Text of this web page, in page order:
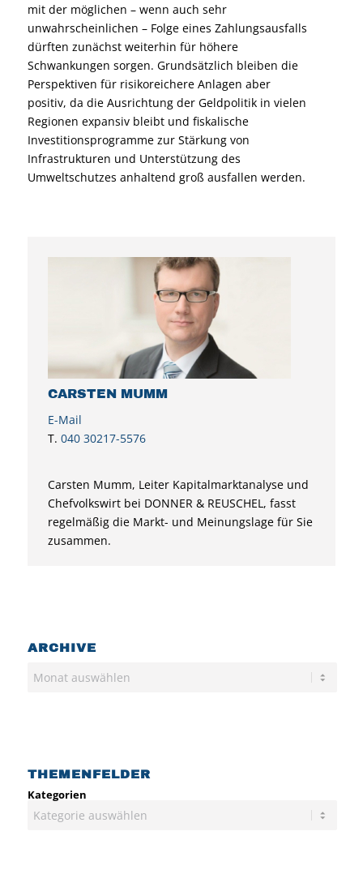
mit der möglichen – wenn auch sehr
unwahrscheinlichen – Folge eines Zahlungsausfalls
dürften zunächst weiterhin für höhere
Schwankungen sorgen. Grundsätzlich bleiben die
Perspektiven für risikoreichere Anlagen aber
positiv, da die Ausrichtung der Geldpolitik in vielen
Regionen expansiv bleibt und fiskalische
Investitionsprogramme zur Stärkung von
Infrastrukturen und Unterstützung des
Umweltschutzes anhaltend groß ausfallen werden.
CARSTEN MUMM
E-Mail
T. 040 30217-5576
Carsten Mumm, Leiter Kapitalmarktanalyse und
Chefvolkswirt bei DONNER & REUSCHEL, fasst
regelmäßig die Markt- und Meinungslage für Sie
zusammen.
ARCHIVE
THEMENFELDER
Kategorien